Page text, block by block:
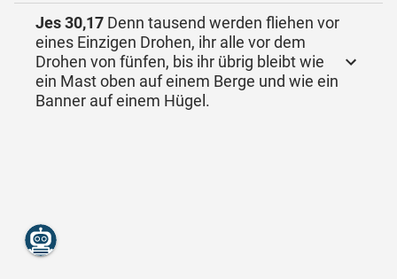
Jes 30,17 Denn tausend werden fliehen vor
eines Einzigen Drohen, ihr alle vor dem
Drohen von fünfen, bis ihr übrig bleibt wie
ein Mast oben auf einem Berge und wie ein
Banner auf einem Hügel.